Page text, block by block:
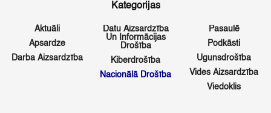
Kategorijas
Aktuāli
Apsardze
Darba Aizsardzība
Datu Aizsardzība
Un Informācijas
Drošība
Kiberdrošība
Nacionālā Drošība
Pasaulē
Podkāsti
Ugunsdrošība
Vides Aizsardzība
Viedoklis